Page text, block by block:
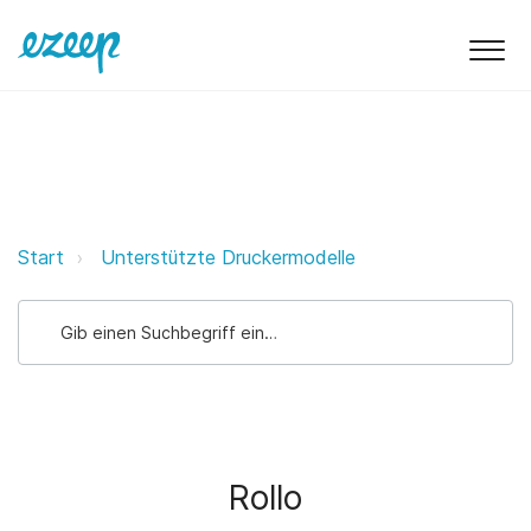
Rollo ezeep Support Support
Start Unterstützte Druckermodelle
Rollo